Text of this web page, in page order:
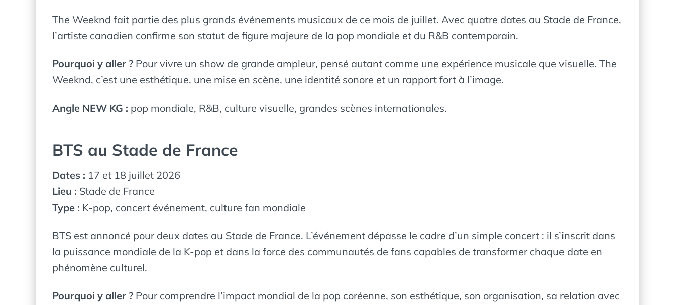
The Weeknd fait partie des plus grands événements musicaux de ce mois de juillet. Avec quatre dates au Stade de France,
l’artiste canadien confirme son statut de figure majeure de la pop mondiale et du R&B contemporain.
Pourquoi y aller ? Pour vivre un show de grande ampleur, pensé autant comme une expérience musicale que visuelle. The
Weeknd, c’est une esthétique, une mise en scène, une identité sonore et un rapport fort à l’image.
Angle NEW KG : pop mondiale, R&B, culture visuelle, grandes scènes internationales.
BTS au Stade de France
Dates : 17 et 18 juillet 2026
Lieu : Stade de France
Type : K-pop, concert événement, culture fan mondiale
BTS est annoncé pour deux dates au Stade de France. L’événement dépasse le cadre d’un simple concert : il s’inscrit dans
la puissance mondiale de la K-pop et dans la force des communautés de fans capables de transformer chaque date en
phénomène culturel.
Pourquoi y aller ? Pour comprendre l’impact mondial de la pop coréenne, son esthétique, son organisation, sa relation avec